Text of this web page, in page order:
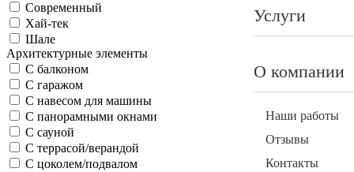
Услуги
О компании
Наши работы
Отзывы
Контакты
Современный
Хай-тек
Шале
Архитектурные элементы
С балконом
С гаражом
С навесом для машины
С панорамными окнами
С сауной
С террасой/верандой
С цоколем/подвалом